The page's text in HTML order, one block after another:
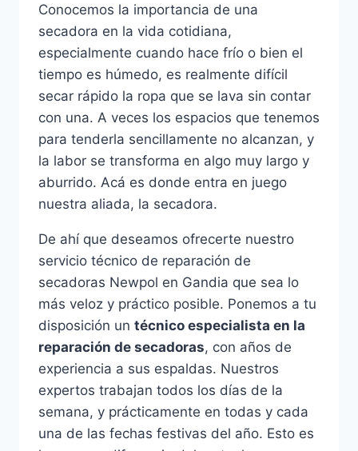
Conocemos la importancia de una
secadora en la vida cotidiana,
especialmente cuando hace frío o bien el
tiempo es húmedo, es realmente difícil
secar rápido la ropa que se lava sin contar
con una. A veces los espacios que tenemos
para tenderla sencillamente no alcanzan, y
la labor se transforma en algo muy largo y
aburrido. Acá es donde entra en juego
nuestra aliada, la secadora.
De ahí que deseamos ofrecerte nuestro
servicio técnico de reparación de
secadoras Newpol en Gandia que sea lo
más veloz y práctico posible. Ponemos a tu
disposición un técnico especialista en la
reparación de secadoras, con años de
experiencia a sus espaldas. Nuestros
expertos trabajan todos los días de la
semana, y prácticamente en todas y cada
una de las fechas festivas del año. Esto es